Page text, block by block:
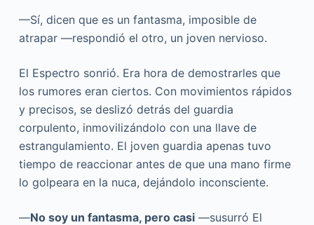
—Sí, dicen que es un fantasma, imposible de
atrapar —respondió el otro, un joven nervioso.
El Espectro sonrió. Era hora de demostrarles que
los rumores eran ciertos. Con movimientos rápidos
y precisos, se deslizó detrás del guardia
corpulento, inmovilizándolo con una llave de
estrangulamiento. El joven guardia apenas tuvo
tiempo de reaccionar antes de que una mano firme
lo golpeara en la nuca, dejándolo inconsciente.
—No soy un fantasma, pero casi—susurró El